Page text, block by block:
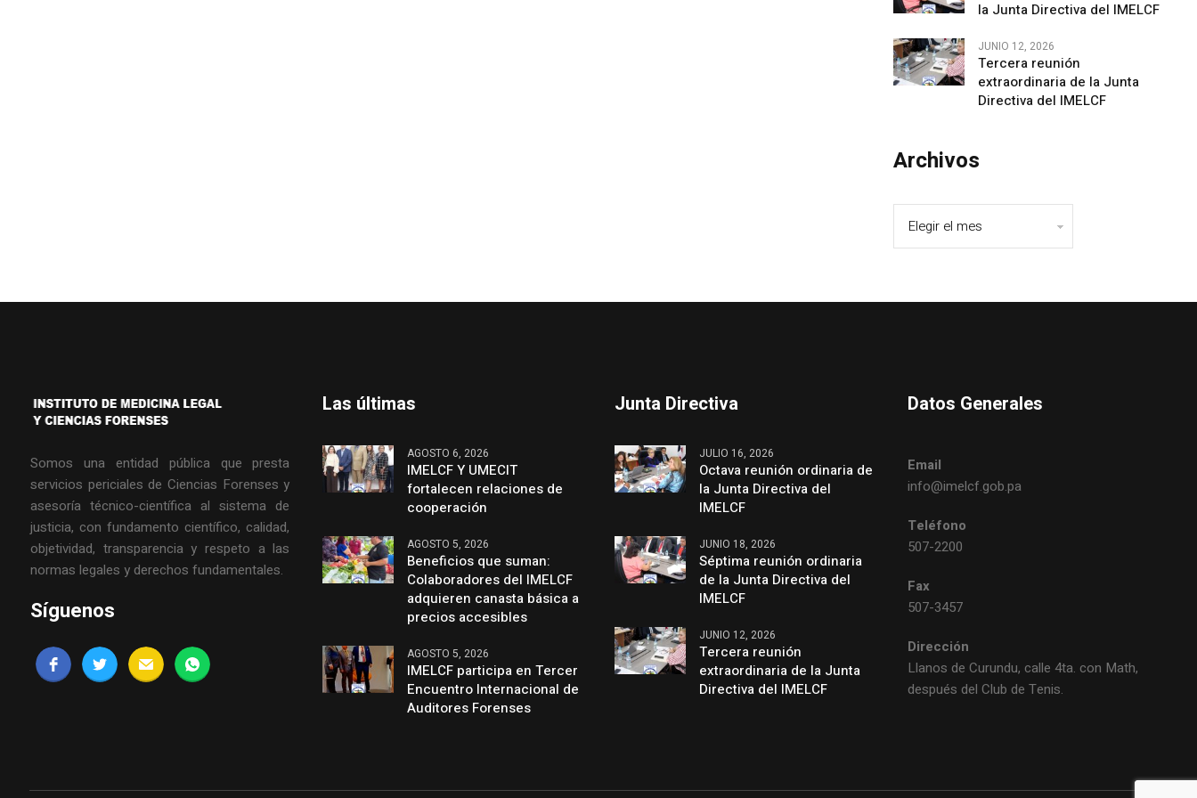
la Junta Directiva del IMELCF
JUNIO 12, 2026
Tercera reunión
extraordinaria de la Junta
Directiva del IMELCF
Archivos
Somos una entidad pública que presta
servicios periciales de Ciencias Forenses y
asesoría técnico-científica al sistema de
justicia, con fundamento científico, calidad,
objetividad, transparencia y respeto a las
normas legales y derechos fundamentales.
Síguenos
Las últimas
AGOSTO 6, 2026
IMELCF Y UMECIT
fortalecen relaciones de
cooperación
AGOSTO 5, 2026
Beneficios que suman:
Colaboradores del IMELCF
adquieren canasta básica a
precios accesibles
AGOSTO 5, 2026
IMELCF participa en Tercer
Encuentro Internacional de
Auditores Forenses
Junta Directiva
JULIO 16, 2026
Octava reunión ordinaria de
la Junta Directiva del
IMELCF
JUNIO 18, 2026
Séptima reunión ordinaria
de la Junta Directiva del
IMELCF
JUNIO 12, 2026
Tercera reunión
extraordinaria de la Junta
Directiva del IMELCF
Datos Generales
Email
info@imelcf.gob.pa
Teléfono
507-2200
Fax
507-3457
Dirección
Llanos de Curundu, calle 4ta. con Math,
después del Club de Tenis.